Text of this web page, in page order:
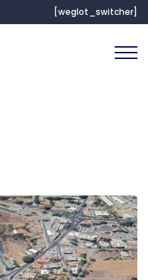
[weglot_switcher]